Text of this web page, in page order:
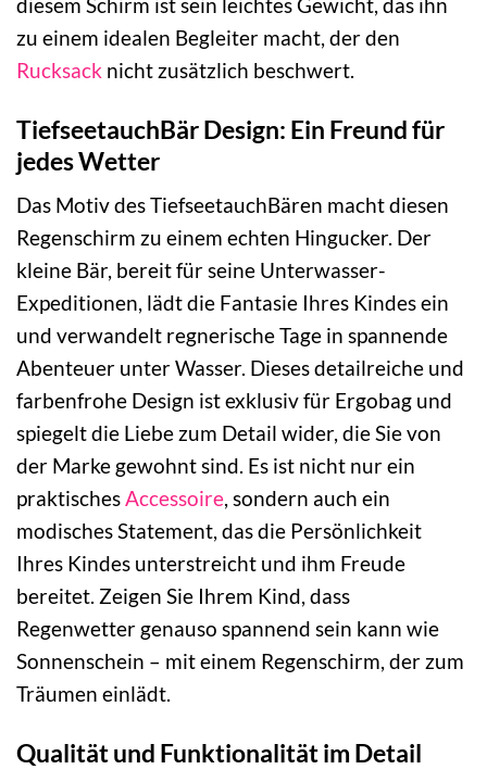
zu einem idealen Begleiter macht, der den
Rucksack nicht zusätzlich beschwert.
TiefseetauchBär Design: Ein Freund für
jedes Wetter
Das Motiv des TiefseetauchBären macht diesen
Regenschirm zu einem echten Hingucker. Der
kleine Bär, bereit für seine Unterwasser-
Expeditionen, lädt die Fantasie Ihres Kindes ein
und verwandelt regnerische Tage in spannende
Abenteuer unter Wasser. Dieses detailreiche und
farbenfrohe Design ist exklusiv für Ergobag und
spiegelt die Liebe zum Detail wider, die Sie von
der Marke gewohnt sind. Es ist nicht nur ein
praktischesAccessoire, sondern auch ein
modisches Statement, das die Persönlichkeit
Ihres Kindes unterstreicht und ihm Freude
bereitet. Zeigen Sie Ihrem Kind, dass
Regenwetter genauso spannend sein kann wie
Sonnenschein – mit einem Regenschirm, der zum
Träumen einlädt.
Qualität und Funktionalität im Detail